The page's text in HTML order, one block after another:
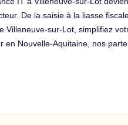
De la saisie à la liasse
sur-Lot, simplifiez
Nouvelle-Aquitaine, nos